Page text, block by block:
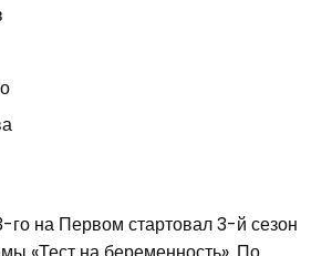
на Первом стартовал 3-й сезон